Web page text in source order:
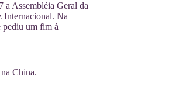
a Assembléia Geral da
Internacional. Na
pediu um fim à
China.